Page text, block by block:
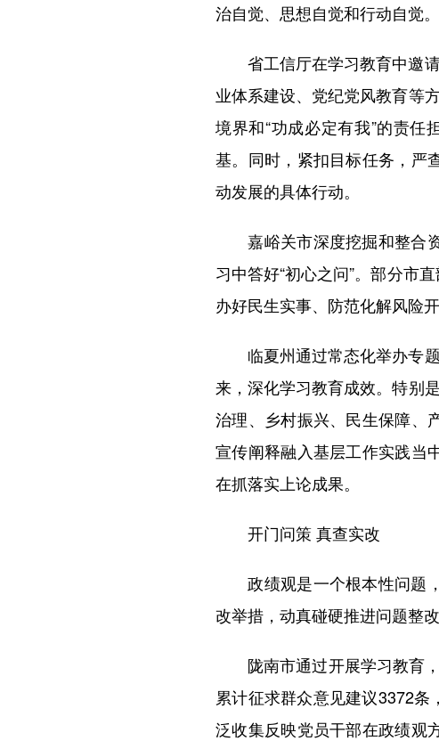
治自觉、思想自觉和行动自觉。
省工信厅在学习教育中邀请
业体系建设、党纪党风教育等
境界和“功成必定有我”的责任
基。同时，紧扣目标任务，严
动发展的具体行动。
嘉峪关市深度挖掘和整合资
习中答好“初心之问”。部分市
办好民生实事、防范化解风险
临夏州通过常态化举办专题
来，深化学习教育成效。特别
治理、乡村振兴、民生保障、
宣传阐释融入基层工作实践当
在抓落实上论成果。
开门问策 真查实改
政绩观是一个根本性问题，
改举措，动真碰硬推进问题整
陇南市通过开展学习教育，
累计征求群众意见建议3372条
泛收集反映党员干部在政绩观